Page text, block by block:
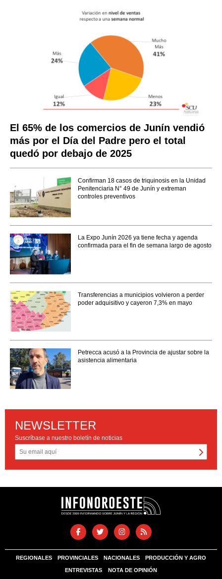
El 65% de los comercios de Junín vendió
más por el Día del Padre pero el total
quedó por debajo de 2025
Confirman 18 casos de triquinosis en la Unidad
Penitenciaria N° 49 de Junín y extreman
controles preventivos
La Expo Junín 2026 ya tiene fecha y agenda
confirmada para el fin de semana largo de agosto
Transferencias a municipios volvieron a perder
poder adquisitivo y cayeron 7,3% en mayo
Petrecca acusó a la Provincia de ajustar sobre la
asistencia alimentaria
NEWSLETTER
Suscríbase a nuestro boletín de noticias
REGIONALES PROVINCIALES NACIONALES PRODUCCIÓN Y AGRO
ENTREVISTAS NOTA DE OPINIÓN